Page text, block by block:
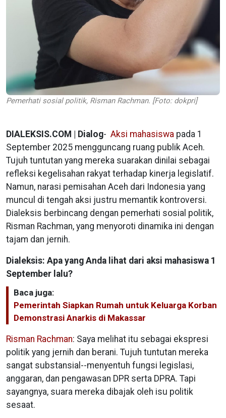
Pemerhati sosial politik, Risman Rachman. [Foto: dokpri]
DIALEKSIS.COM | Dialog- Aksi mahasiswa pada 1
September 2025 mengguncang ruang publik Aceh.
Tujuh tuntutan yang mereka suarakan dinilai sebagai
refleksi kegelisahan rakyat terhadap kinerja legislatif.
Namun, narasi pemisahan Aceh dari Indonesia yang
muncul di tengah aksi justru memantik kontroversi.
Dialeksis berbincang dengan pemerhati sosial politik,
Risman Rachman, yang menyoroti dinamika ini dengan
tajam dan jernih.
Dialeksis: Apa yang Anda lihat dari aksi mahasiswa 1
September lalu?
Baca juga:
Pemerintah Siapkan Rumah untuk Keluarga Korban
Demonstrasi Anarkis di Makassar
Risman Rachman: Saya melihat itu sebagai ekspresi
politik yang jernih dan berani. Tujuh tuntutan mereka
sangat substansial--menyentuh fungsi legislasi,
anggaran, dan pengawasan DPR serta DPRA. Tapi
sayangnya, suara mereka dibajak oleh isu politik
sesaat.